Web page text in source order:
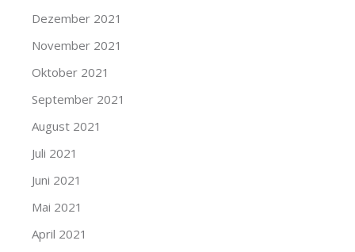
Dezember 2021
November 2021
Oktober 2021
September 2021
August 2021
Juli 2021
Juni 2021
Mai 2021
April 2021